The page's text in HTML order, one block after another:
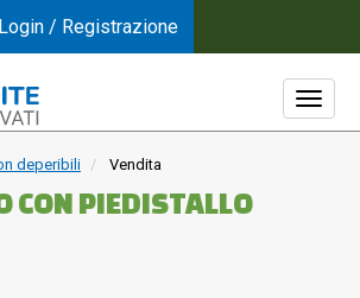
deperibili Vendita
CON PIEDISTALLO
Login / Registrazione